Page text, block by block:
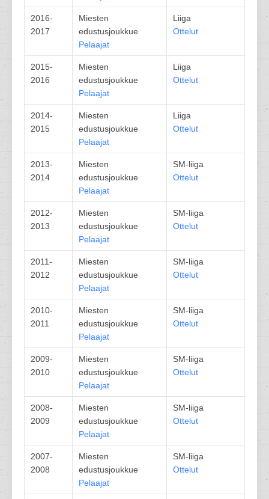
2016-
2017
Miesten
edustusjoukkue
Pelaajat
Liiga
Ottelut
2015-
2016
Miesten
edustusjoukkue
Pelaajat
Liiga
Ottelut
2014-
2015
Miesten
edustusjoukkue
Pelaajat
Liiga
Ottelut
2013-
2014
Miesten
edustusjoukkue
Pelaajat
SM-liiga
Ottelut
2012-
2013
Miesten
edustusjoukkue
Pelaajat
SM-liiga
Ottelut
2011-
2012
Miesten
edustusjoukkue
Pelaajat
SM-liiga
Ottelut
2010-
2011
Miesten
edustusjoukkue
Pelaajat
SM-liiga
Ottelut
2009-
2010
Miesten
edustusjoukkue
Pelaajat
SM-liiga
Ottelut
2008-
2009
Miesten
edustusjoukkue
Pelaajat
SM-liiga
Ottelut
2007-
2008
Miesten
edustusjoukkue
Pelaajat
SM-liiga
Ottelut